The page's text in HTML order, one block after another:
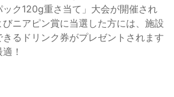
ク120g重さ当て」大会が開催され
びニアピン賞に当選した方には、施設
るドリンク券がプレゼントされます
！